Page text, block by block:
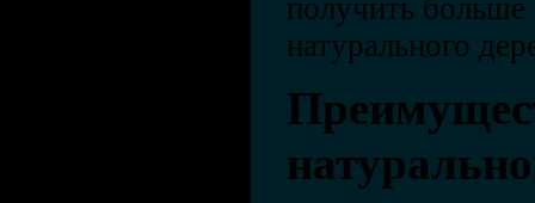
получить
натурального